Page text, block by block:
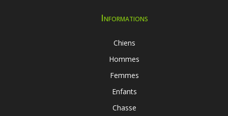
Informations
Chiens
Hommes
Femmes
Enfants
Chasse